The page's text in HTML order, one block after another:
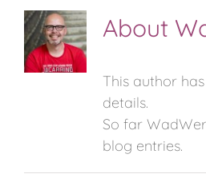
About
This author
details.
So far
blog entries.